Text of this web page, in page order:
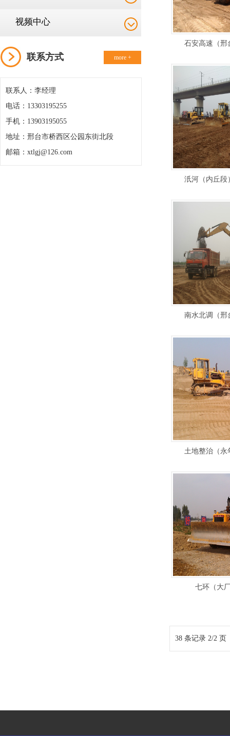
视频中心
联系方式 more +
联系人：李经理
电话：13303195255
手机：13903195055
地址：邢台市桥西区公园东街北段
邮箱：xtlgj@126.com
石安高速（邢
汦河（内丘段
南水北调（邢
土地整治（永
七环（大
38 条记录 2/2 页